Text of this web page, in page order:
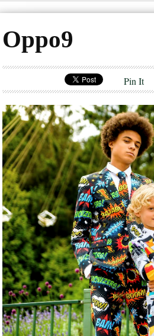
Oppo9
Pin It